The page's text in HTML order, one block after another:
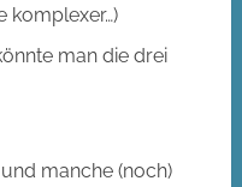
komplexer…)
man die drei
manche (noch)